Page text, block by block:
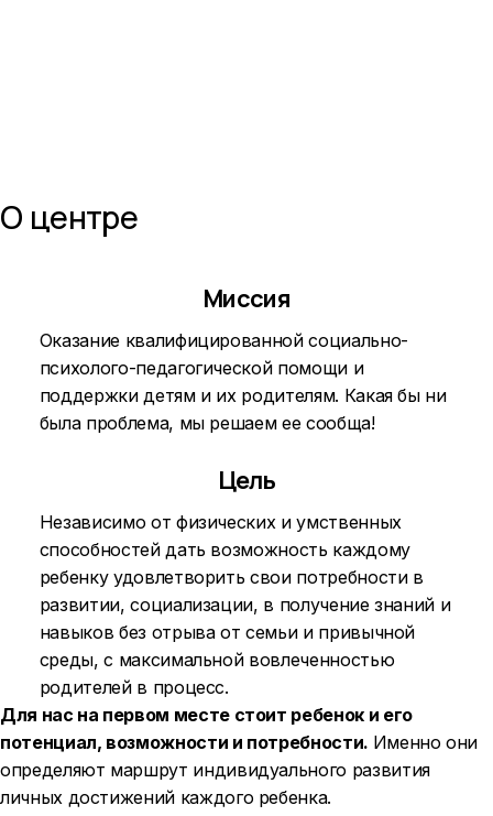
О центре
Миссия
Оказание квалифицированной социально-
психолого-педагогической помощи и
поддержки детям и их родителям. Какая бы ни
была проблема, мы решаем ее сообща!
Цель
Независимо от физических и умственных
способностей дать возможность каждому
ребенку удовлетворить свои потребности в
развитии, социализации, в получение знаний и
навыков без отрыва от семьи и привычной
среды, с максимальной вовлеченностью
родителей в процесс.
Для нас на первом месте стоит ребенок и его
потенциал, возможности и потребности. Именно они
определяют маршрут индивидуального развития
личных достижений каждого ребенка.